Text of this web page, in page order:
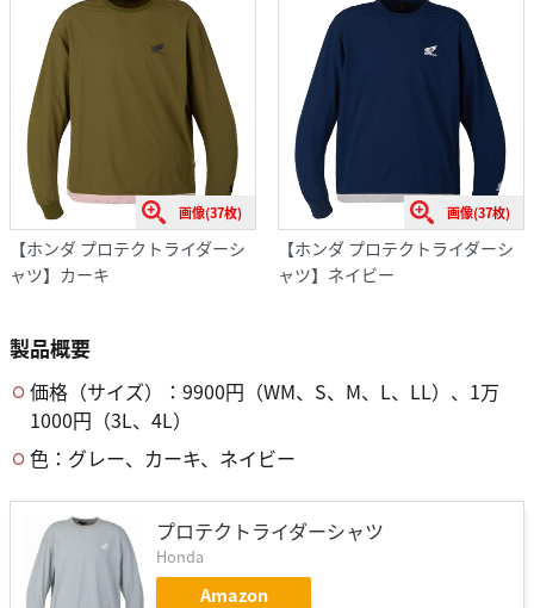
画像(37枚)
【ホンダ プロテクトライダーシ
ャツ】カーキ
画像(37枚)
【ホンダ プロテクトライダーシ
ャツ】ネイビー
製品概要
価格（サイズ）：9900円（WM、S、M、L、LL）、1万
1000円（3L、4L）
色：グレー、カーキ、ネイビー
プロテクトライダーシャツ
Honda
Amazon